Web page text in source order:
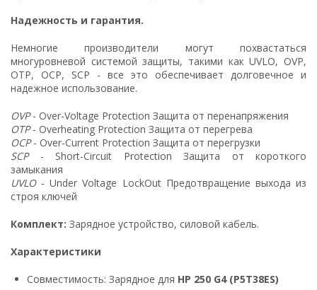
Надежность и гарантия.
Немногие производители могут похвастаться
многуровневой системой защиты, такими как UVLO, OVP,
OTP, OCP, SCP - все это обеспечивает долговечное и
надежное использование.
OVP- Over-Voltage Protection Защита от перенапряжения
OTP- Overheating Protection Защита от перегрева
OCP- Over-Current Protection Защита от перегрузки
SCP- Short-Circuit Protection Защита от короткого
замыкания
UVLO- Under Voltage LockOut Предотвращение выхода из
строя ключей
Комплект: Зарядное устройство, силовой кабель.
Характеристики
Совместимость: Зарядное для HP 250 G4 (P5T38ES)